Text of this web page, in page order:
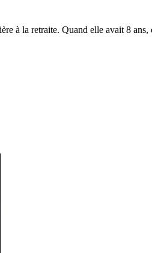
à la retraite. Quand elle avait 8 ans,